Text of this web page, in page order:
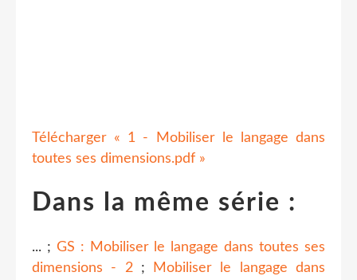
Télécharger « 1 - Mobiliser le langage dans
toutes ses dimensions.pdf »
Dans la même série :
... ; GS : Mobiliser le langage dans toutes ses
dimensions - 2;
Mobiliser le langage dans